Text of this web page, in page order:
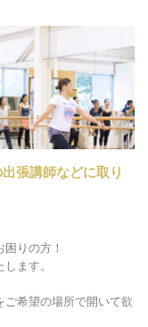
張講師などに取り
りの方！
ます。
希望の場所で開いて欲